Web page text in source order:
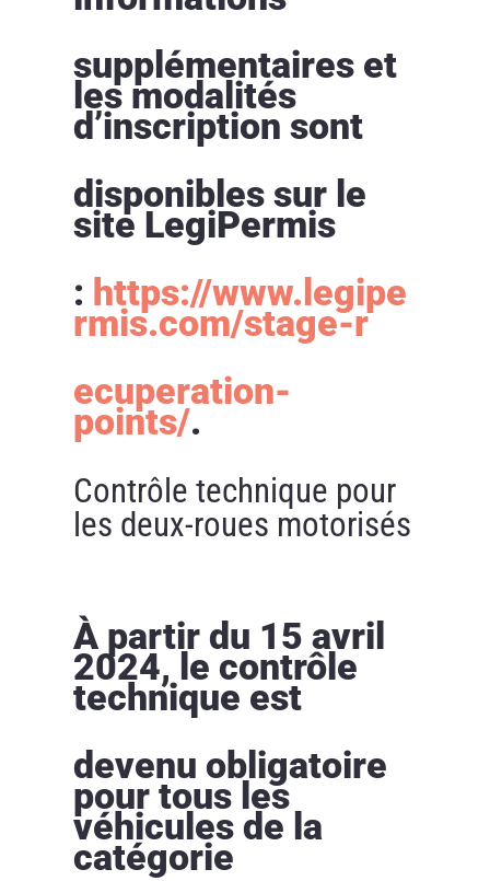
supplémentaires et
les modalités
d’inscription sont
disponibles sur le
site LegiPermis
: https://www.legipe
rmis.com/stage-r
ecuperation-
points/.
Contrôle technique pour
les deux-roues motorisés
À partir du 15 avril
2024, le contrôle
technique est
devenu obligatoire
pour tous les
véhicules de la
catégorie